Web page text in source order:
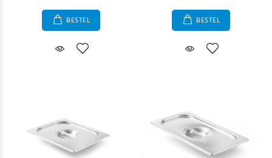
BESTEL BESTEL